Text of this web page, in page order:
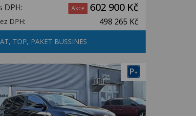
DPH: Akce 602 900 Kč
DPH: 498 265 Kč
TOP, PAKET BUSSINES
P+